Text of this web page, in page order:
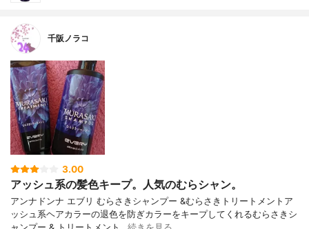
千阪ノラコ
3.00
アッシュ系の髪色キープ。人気のむらシャン。
アンナドンナ エブリ むらさきシャンプー &むらさきトリートメントア
ッシュ系ヘアカラーの退色を防ぎカラーをキープしてくれるむらさきシ